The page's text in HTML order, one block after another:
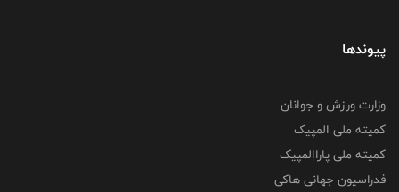
پیوندها
وزارت ورزش و جوانان
کمیته ملی المپیک
کمیته ملی پاراالمپیک
فدراسیون جهانی هاکی